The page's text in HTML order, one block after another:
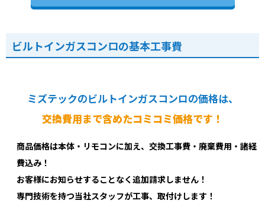
ビルトインガスコンロの基本工事費
ミズテックのビルトインガスコンロの価格は、
交換費用まで含めたコミコミ価格です！
商品価格は本体・リモコンに加え、交換工事費・廃棄費用・諸経
費込み！
お客様にお知らせすることなく追加請求しません！
専門技術を持つ当社スタッフが工事、取付けします！